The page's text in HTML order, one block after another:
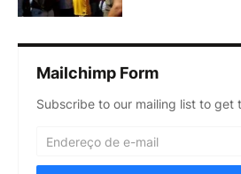
Mailchimp Form
Subscribe to our mailing list to get